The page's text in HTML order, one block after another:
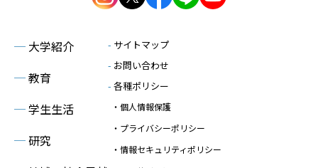
─ 大学紹介
─教育
─学生生活
─研究
- サイトマップ
- お問い合わせ
- 各種ポリシー
・個人情報保護
・プライバシーポリシー
・情報セキュリティポリシー